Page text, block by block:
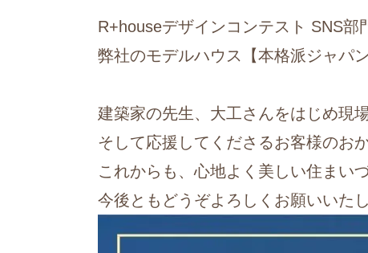
R+houseデザインコンテスト SNS部
弊社のモデルハウス【本格派ジャパ
建築家の先生、大工さんをはじめ現
そして応援してくださるお客様のお
これからも、心地よく美しい住まい
今後ともどうぞよろしくお願いいたし